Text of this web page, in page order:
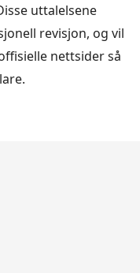
uttalelsene
revisjon, og vil
nettsider så